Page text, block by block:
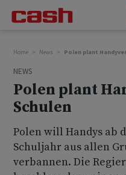
Home News Polen plant
NEWS
Polen plant
Schulen
Polen will Handys ab
Schuljahr aus allen
verbannen. Die